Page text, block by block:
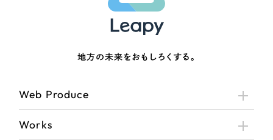
地方の未来をおもしろくする。
Web Produce
Works